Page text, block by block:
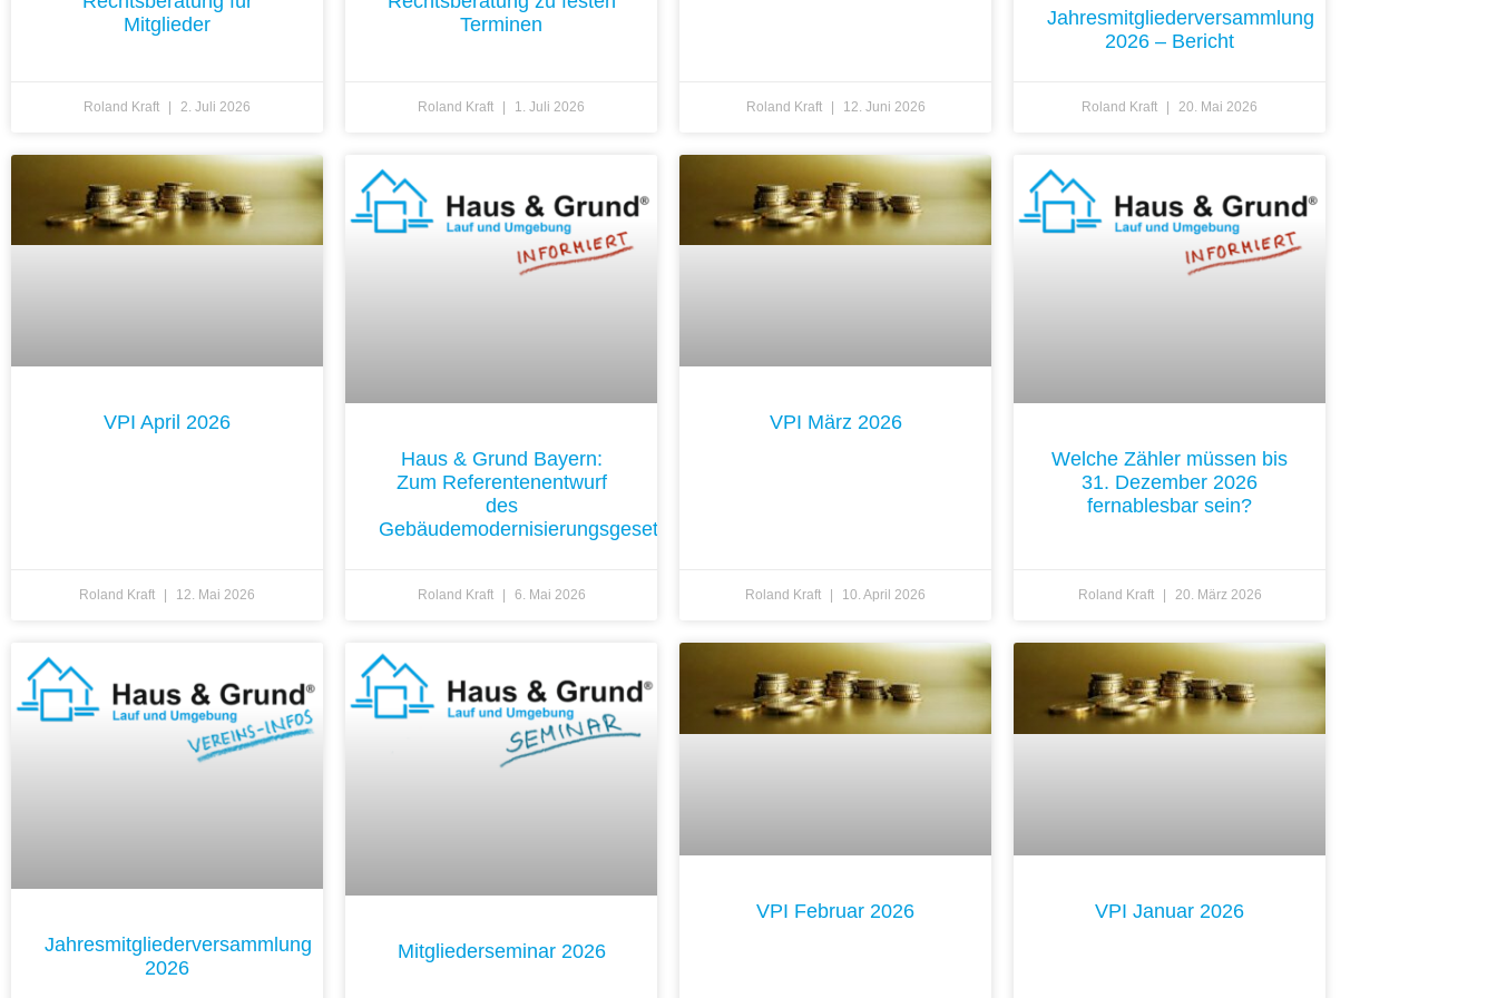
Mitglieder
Roland Kraft 2. Juli 2026
Terminen
Roland Kraft 1. Juli 2026 Roland Kraft 12. Juni 2026
Jahresmitgliederversammlung
2026 – Bericht
Roland Kraft 20. Mai 2026
VPI April 2026
Roland Kraft 12. Mai 2026
Haus & Grund Bayern:
Zum Referentenentwurf
des
Gebäudemodernisierungsgesetzes
Roland Kraft 6. Mai 2026
VPI März 2026
Roland Kraft 10. April 2026
Welche Zähler müssen bis
31. Dezember 2026
fernablesbar sein?
Roland Kraft 20. März 2026
Jahresmitgliederversammlung
2026
Mitgliederseminar 2026
VPI Februar 2026 VPI Januar 2026